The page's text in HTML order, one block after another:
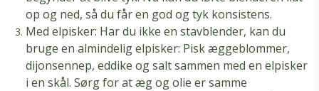
op og ned, så du får en god og tyk konsistens.
Med elpisker: Har du ikke en stavblender, kan du
bruge en almindelig elpisker: Pisk æggeblommer,
dijonsennep, eddike og salt sammen med en elpisker
i en skål. Sørg for at æg og olie er samme